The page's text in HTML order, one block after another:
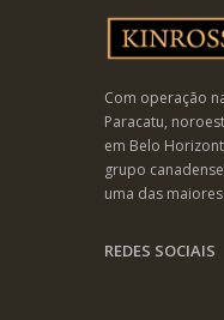
Com operação
Paracatu,
em Belo
grupo
uma das
REDES SOCIAIS